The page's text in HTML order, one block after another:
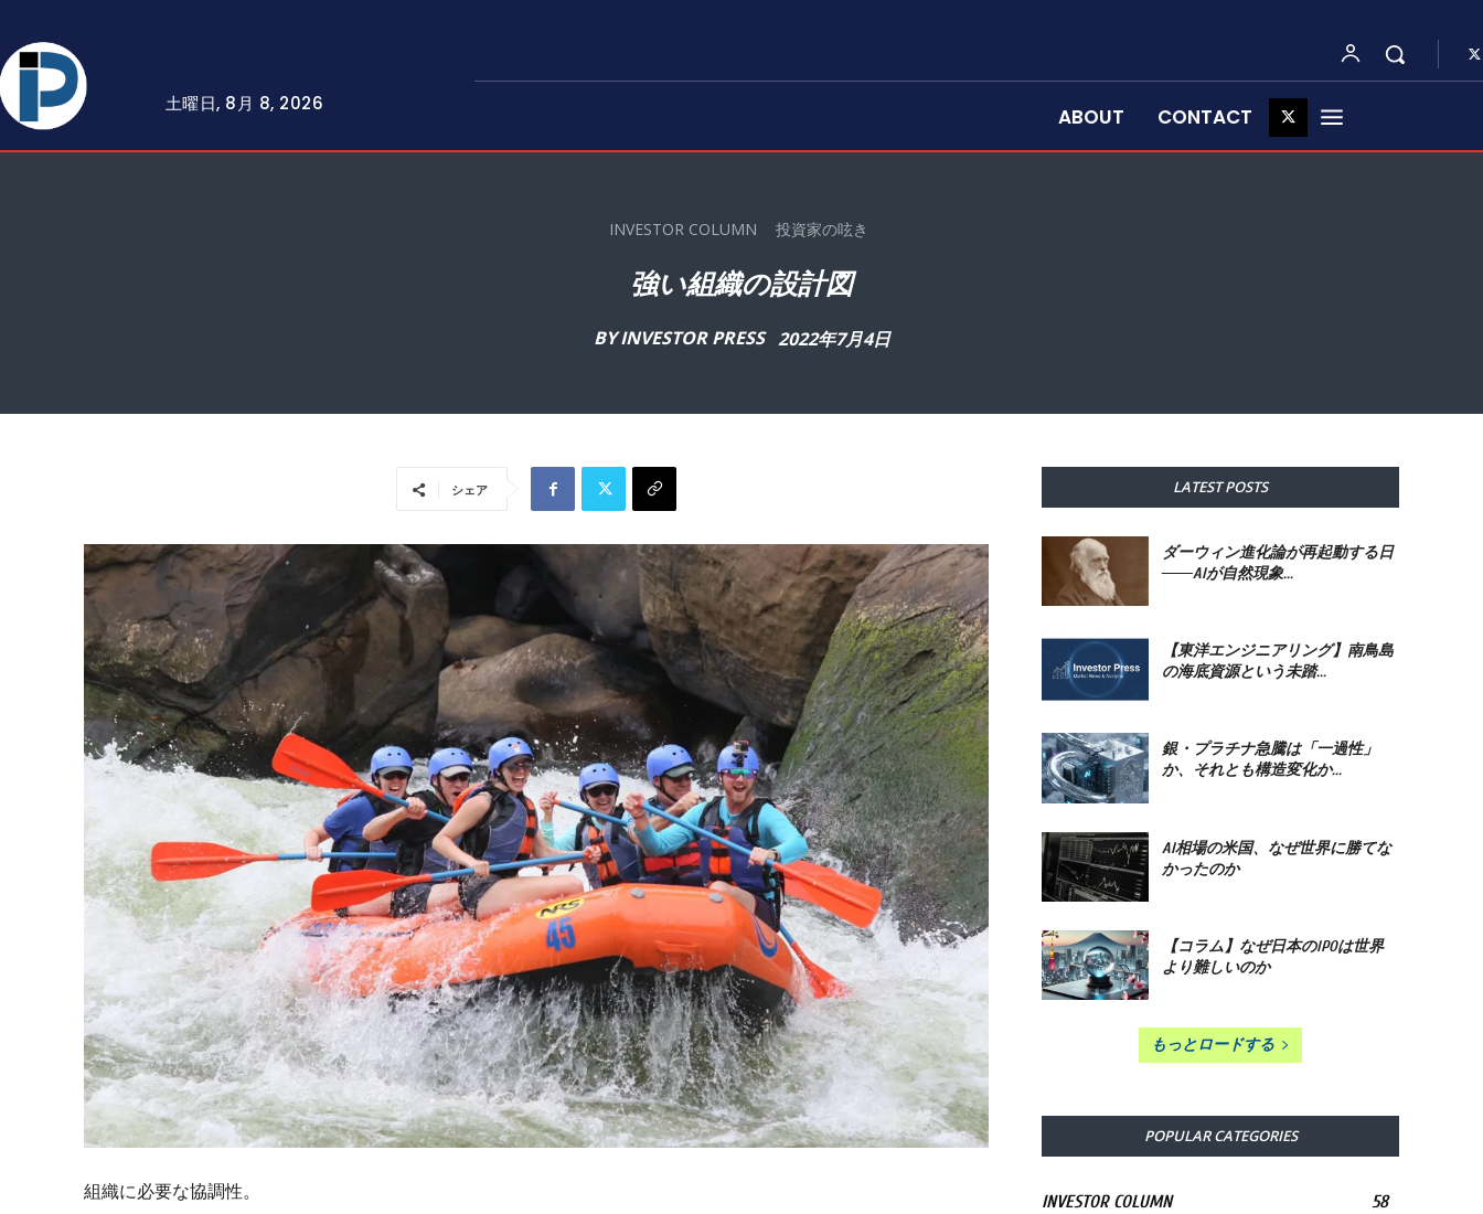
土曜日, 8月 8, 2026
ABOUT CONTACT
INVESTOR COLUMN 投資家の呟き
強い組織の設計図
BYINVESTOR PRESS 2022年7月4日
シェア
組織に必要な協調性。
LATEST POSTS
ダーウィン進化論が再起動する日
――AIが自然現象...
【東洋エンジニアリング】南鳥島
の海底資源という未踏...
銀・プラチナ急騰は「一過性」
か、それとも構造変化か...
AI相場の米国、なぜ世界に勝てな
かったのか
【コラム】なぜ日本のIPOは世界
より難しいのか
もっとロードする
POPULAR CATEGORIES
INVESTOR COLUMN
58